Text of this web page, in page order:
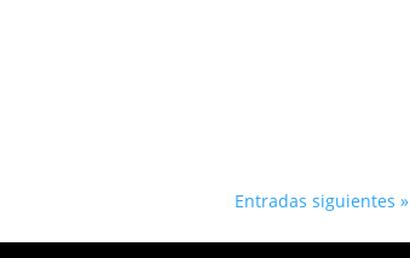
Entradas siguientes »